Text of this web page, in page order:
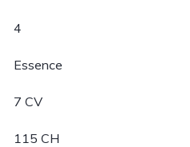
4
Essence
7 CV
115 CH